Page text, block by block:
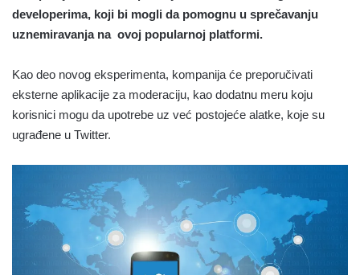
developerima, koji bi mogli da pomognu u sprečavanju
uznemiravanja na ovoj popularnoj platformi.
Kao deo novog eksperimenta, kompanija će preporučivati
eksterne aplikacije za moderaciju, kao dodatnu meru koju
korisnici mogu da upotrebe uz već postojeće alatke, koje su
ugrađene u Twitter.